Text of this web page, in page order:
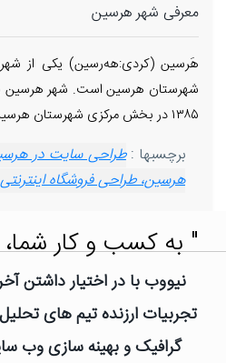
معرفی شهر هرسین
هَرسین (کردی:هه‌رسین) یکی از
۱۳۸۵ در بخش مرکزی شهرستان هرسین واقع شده‌است.
برچسبها :طراحی سایت در
هرسین، طراحی فروشگاه
" به کسب و کار
نیووب با در اختیار داشتن
تجربیات ارزنده تیم های تحلیل
گرافیک و بهینه سازی وب